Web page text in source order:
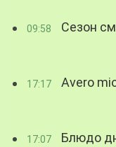
09:58 Сезон
17:17 Avero
17:07
Блюдо